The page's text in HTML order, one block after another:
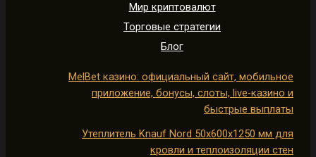
Мир криптовалют
Торговые стратегии
Блог
MelBet казино: официальный сайт, мобильное
приложение, бонусы, слоты, live-казино и
быстрые выплаты
Утеплитель Knauf Nord 50х600х1250 мм для
кровли и теплоизоляции стен